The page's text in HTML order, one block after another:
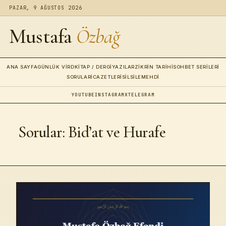
PAZAR, 9 AĞUSTOS 2026
Mustafa Özbağ
ANA SAYFAGÜNLÜK VIRDKITAP / DERGIYAZILARZIKRIN TARIHISOHBET SERILERI
SORULARİCAZETLERISILSILEMEHDI
YOUTUBEINSTAGRAMXTELEGRAM
Sorular: Bid’at ve Hurafe